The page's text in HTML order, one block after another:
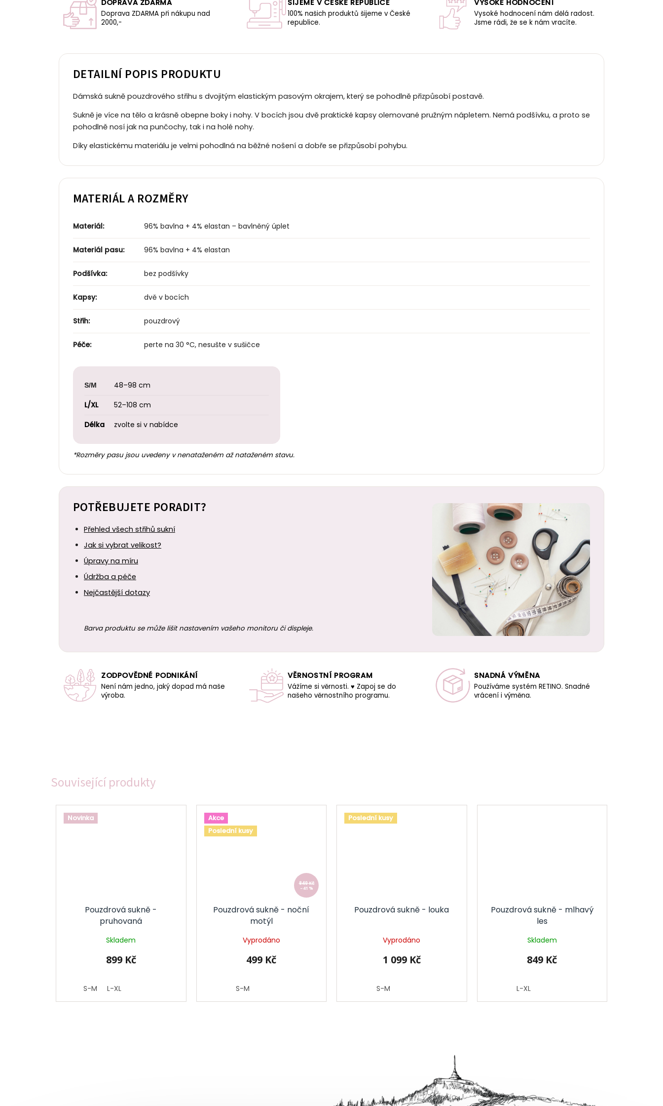
Související produkty
Novinka
Pouzdrová sukně -
pruhovaná
Skladem
899 Kč
S-M L-XL
Akce
Poslední kusy
849 Kč
–41 %
Pouzdrová sukně - noční
motýl
Vyprodáno
499 Kč
S-M
Poslední kusy
Pouzdrová sukně - louka
Vyprodáno
1 099 Kč
S-M
Pouzdrová sukně - mlhavý
les
Skladem
849 Kč
L-XL
DOPRAVA ZDARMA
Doprava ZDARMA při nákupu nad
2000,-
ŠIJEME V ČESKÉ REPUBLICE
100% našich produktů šijeme v České
republice.
VYSOKÉ HODNOCENÍ
Vysoké hodnocení nám dělá radost.
Jsme rádi, že se k nám vracíte.
DETAILNÍ POPIS PRODUKTU
Dámská sukně pouzdrového střihu s dvojitým elastickým pasovým okrajem, který se pohodlně přizpůsobí postavě.
Sukně je více na tělo a krásně obepne boky i nohy. V bocích jsou dvě praktické kapsy olemované pružným nápletem. Nemá podšívku, a proto se
pohodlně nosí jak na punčochy, tak i na holé nohy.
Díky elastickému materiálu je velmi pohodlná na běžné nošení a dobře se přizpůsobí pohybu.
MATERIÁL A ROZMĚRY
Materiál: 96% bavlna + 4% elastan – bavlněný úplet
Materiál pasu: 96% bavlna + 4% elastan
Podšívka: bez podšívky
Kapsy: dvě v bocích
Střih: pouzdrový
Péče: perte na 30 °C, nesušte v sušičce
S/M
48–98 cm
L/XL
52–108 cm
Délka
zvolte si v nabídce
*Rozměry pasu jsou uvedeny v nenataženém až nataženém stavu.
POTŘEBUJETE PORADIT?
Přehled všech střihů sukní
Jak si vybrat velikost?
Úpravy na míru
Údržba a péče
Nejčastější dotazy
Barva produktu se může lišit nastavením vašeho monitoru či displeje.
ZODPOVĚDNÉ PODNIKÁNÍ
Není nám jedno, jaký dopad má naše
výroba.
VĚRNOSTNÍ PROGRAM
Vážíme si věrnosti. ♥ Zapoj se do
našeho věrnostního programu.
SNADNÁ VÝMĚNA
Používáme systém RETINO. Snadné
vrácení i výměna.